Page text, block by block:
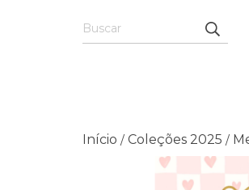
Início / Coleções 2025 /